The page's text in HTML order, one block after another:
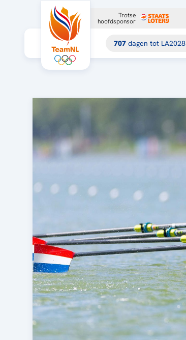
Trotse
hoofdsponsor
707 dagen tot LA2028